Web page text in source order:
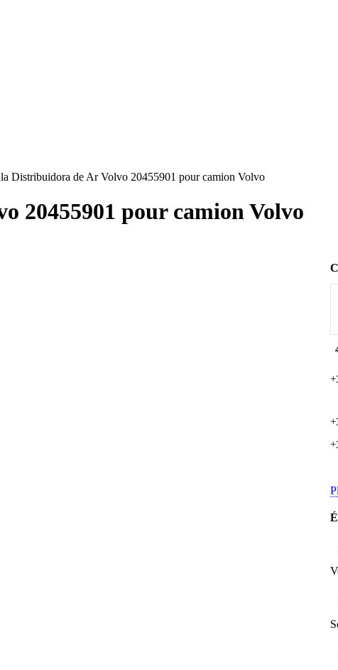
Distribuidora de Ar Volvo 20455901 pour camion Volvo
20455901 pour camion Volvo